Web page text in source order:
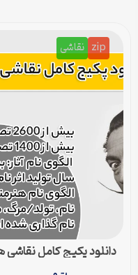
zip نقاشی
دانلود پکیج کامل نقاشی